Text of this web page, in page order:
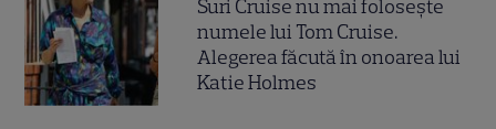
Suri Cruise nu mai folosește
numele lui Tom Cruise.
Alegerea făcută în onoarea lui
Katie Holmes